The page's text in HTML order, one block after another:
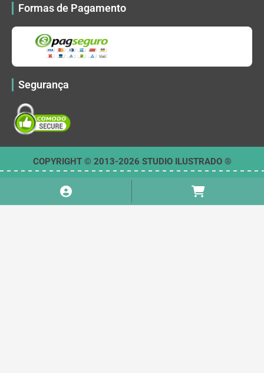
Formas de Pagamento
Segurança
COPYRIGHT © 2013-2026 STUDIO ILUSTRADO ®